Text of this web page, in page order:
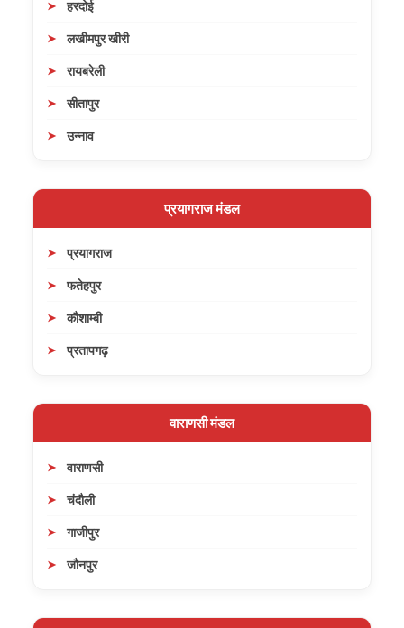
हरदोई
लखीमपुर खीरी
रायबरेली
सीतापुर
उन्नाव
प्रयागराज मंडल
प्रयागराज
फतेहपुर
कौशाम्बी
प्रतापगढ़
वाराणसी मंडल
वाराणसी
चंदौली
गाजीपुर
जौनपुर